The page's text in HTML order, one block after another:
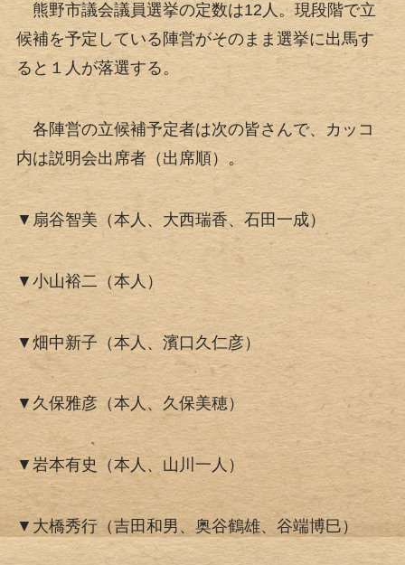
熊野市議会議員選挙の定数は12人。現段階で立
候補を予定している陣営がそのまま選挙に出馬す
ると１人が落選する。
各陣営の立候補予定者は次の皆さんで、カッコ
内は説明会出席者（出席順）。
▼扇谷智美（本人、大西瑞香、石田一成）
▼小山裕二（本人）
▼畑中新子（本人、濱口久仁彦）
▼久保雅彦（本人、久保美穂）
▼岩本有史（本人、山川一人）
▼大橋秀行（吉田和男、奥谷鶴雄、谷端博巳）